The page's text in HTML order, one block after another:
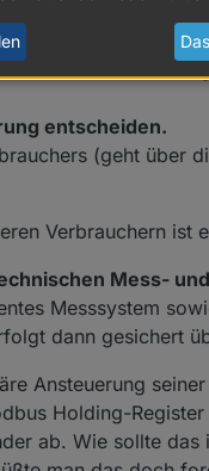
kleine Entschädigung,
entscheiden.
(geht über
Verbrauchern ist
Mess-
Messsystem
dann gesichert
Ansteuerung
Holding-
ab. Wie sollte das